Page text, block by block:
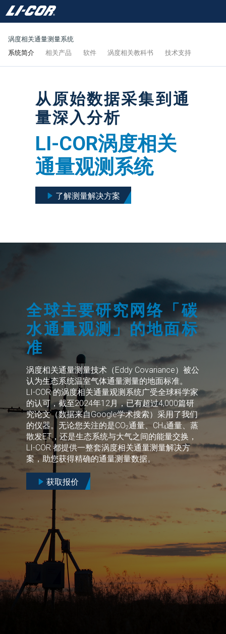
涡度相关通量测量系统
系统简介
相关产品 软件 涡度相关教科书 技术支持
从原始数据采集到通
量深入分析
LI-COR涡度相关
通量观测系统
了解测量解决方案
全球主要研究网络「碳
水通量观测」的地面标
准
涡度相关通量测量技术（Eddy Covariance）被公
认为生态系统温室气体通量测量的地面标准。
LI-COR的涡度相关通量观测系统广受全球科学家
的认可，截至2024年12月，已有超过4,000篇研
究论文（数据来自Google学术搜索）采用了我们
的仪器。无论您关注的是CO2通量、CH4通量、蒸
散发ET，还是生态系统与大气之间的能量交换，
LI-COR都提供一整套涡度相关通量测量解决方
案，助您获得精确的通量测量数据。
获取报价